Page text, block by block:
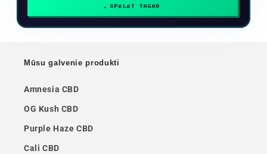
SPĒLĒT TAGAD
Mūsu galvenie produkti
Amnesia CBD
OG Kush CBD
Purple Haze CBD
Cali CBD